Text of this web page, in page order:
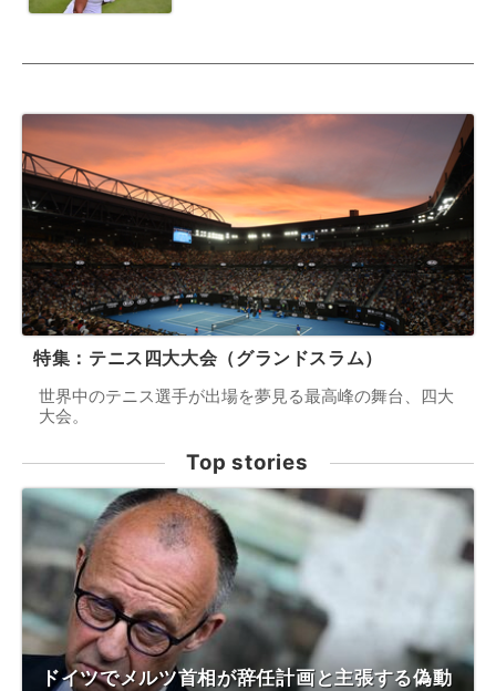
特集：テニス四大大会（グランドスラム）
世界中のテニス選手が出場を夢見る最高峰の舞台、四大
大会。
Top stories
ドイツでメルツ首相が辞任計画と主張する偽動